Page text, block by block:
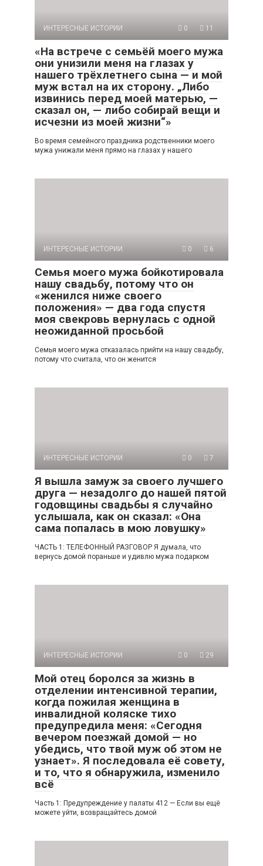
ИНТЕРЕСНЫЕ ИСТОРИИ 0 11
«На встрече с семьёй моего мужа
они унизили меня на глазах у
нашего трёхлетнего сына — и мой
муж встал на их сторону. „Либо
извинись перед моей матерью, —
сказал он, — либо собирай вещи и
исчезни из моей жизни“»
Во время семейного праздника родственники моего
мужа унижали меня прямо на глазах у нашего
ИНТЕРЕСНЫЕ ИСТОРИИ 0 6
Семья моего мужа бойкотировала
нашу свадьбу, потому что он
«женился ниже своего
положения» — два года спустя
моя свекровь вернулась с одной
неожиданной просьбой
Семья моего мужа отказалась прийти на нашу свадьбу,
потому что считала, что он женится
ИНТЕРЕСНЫЕ ИСТОРИИ 0 7
Я вышла замуж за своего лучшего
друга — незадолго до нашей пятой
годовщины свадьбы я случайно
услышала, как он сказал: «Она
сама попалась в мою ловушку»
ЧАСТЬ 1: ТЕЛЕФОННЫЙ РАЗГОВОР Я думала, что
вернусь домой пораньше и удивлю мужа подарком
ИНТЕРЕСНЫЕ ИСТОРИИ 0 29
Мой отец боролся за жизнь в
отделении интенсивной терапии,
когда пожилая женщина в
инвалидной коляске тихо
предупредила меня: «Сегодня
вечером поезжай домой — но
убедись, что твой муж об этом не
узнает». Я последовала её совету,
и то, что я обнаружила, изменило
всё
Часть 1: Предупреждение у палаты 412 — Если вы ещё
можете уйти, возвращайтесь домой